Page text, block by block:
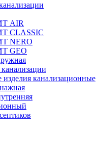
AIR
CLASSIC
NERO
GEO
канализационные